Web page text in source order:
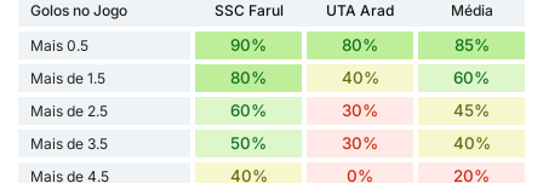
Golos no Jogo SSC Farul UTA Arad
Média
Mais 0.5
90% 80% 85%
Mais de 1.5 80% 40% 60%
Mais de 2.5 60% 30% 45%
Mais de 3.5 50% 30% 40%
Mais de 4.5 40% 0% 20%